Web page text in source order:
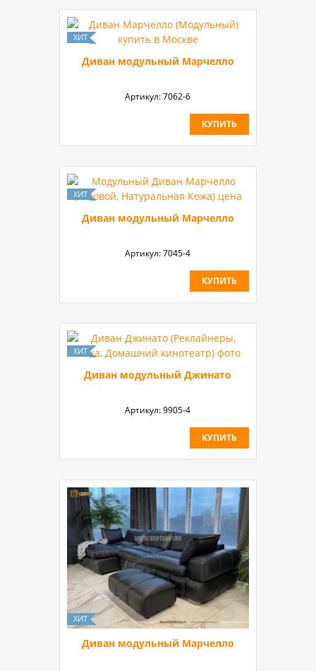
Диван модульный Марчелло
Артикул:7062-6
КУПИТЬ
Диван модульный Марчелло
Артикул:7045-4
КУПИТЬ
Диван модульный Джинато
Артикул:9905-4
КУПИТЬ
Диван модульный Марчелло